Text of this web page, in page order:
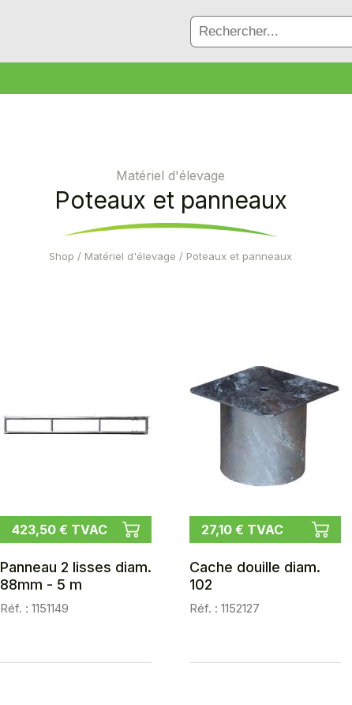
Matériel d'élevage
Poteaux et panneaux
Shop / Matériel d'élevage / Poteaux et panneaux
423,50 € TVAC
Panneau 2 lisses diam.
88mm - 5 m
Réf. : 1151149
27,10 € TVAC
Cache douille diam.
102
Réf. : 1152127